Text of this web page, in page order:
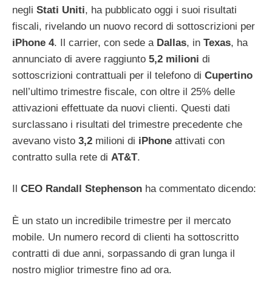
negli Stati Uniti, ha pubblicato oggi i suoi risultati
fiscali, rivelando un nuovo record di sottoscrizioni per
iPhone 4. Il carrier, con sede a Dallas, in Texas, ha
annunciato di avere raggiunto 5,2 milioni di
sottoscrizioni contrattuali per il telefono di Cupertino
nell’ultimo trimestre fiscale, con oltre il 25% delle
attivazioni effettuate da nuovi clienti. Questi dati
surclassano i risultati del trimestre precedente che
avevano visto 3,2 milioni di iPhone attivati con
contratto sulla rete di AT&T.
CEO Randall Stephenson ha commentato dicendo:
È un stato un incredibile trimestre per il mercato
mobile. Un numero record di clienti ha sottoscritto
contratti di due anni, sorpassando di gran lunga il
nostro miglior trimestre fino ad ora.